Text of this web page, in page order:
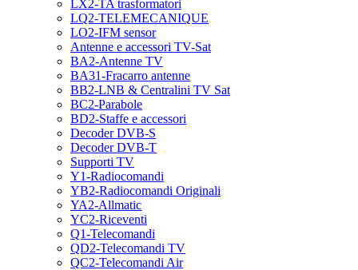
LX2-TA trasformatori
LQ2-TELEMECANIQUE
LO2-IFM sensor
Antenne e accessori TV-Sat
BA2-Antenne TV
BA31-Fracarro antenne
BB2-LNB & Centralini TV Sat
BC2-Parabole
BD2-Staffe e accessori
Decoder DVB-S
Decoder DVB-T
Supporti TV
Y1-Radiocomandi
YB2-Radiocomandi Originali
YA2-Allmatic
YC2-Riceventi
Q1-Telecomandi
QD2-Telecomandi TV
QC2-Telecomandi Air